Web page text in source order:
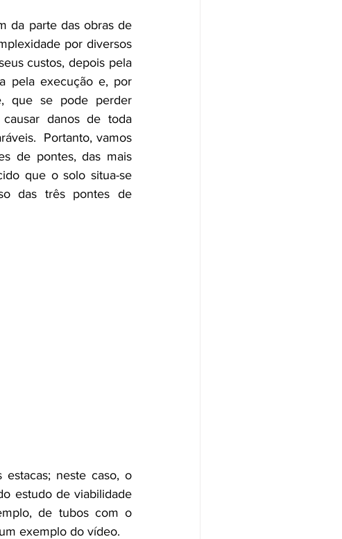
da parte das obras de
por diversos
custos, depois pela
pela execução e, por
que se pode perder
danos de toda
Portanto, vamos
de pontes, das mais
que o solo situa-se
das três pontes de
estacas; neste caso, o
estudo de viabilidade
de tubos com o
exemplo do vídeo.